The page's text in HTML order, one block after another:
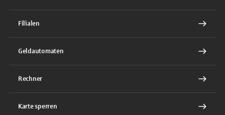
Filialen
Geldautomaten
Rechner
Karte sperren